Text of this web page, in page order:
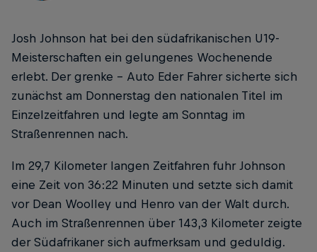
Josh Johnson hat bei den südafrikanischen U19-
Meisterschaften ein gelungenes Wochenende
erlebt. Der grenke – Auto Eder Fahrer sicherte sich
zunächst am Donnerstag den nationalen Titel im
Einzelzeitfahren und legte am Sonntag im
Straßenrennen nach.
Im 29,7 Kilometer langen Zeitfahren fuhr Johnson
eine Zeit von 36:22 Minuten und setzte sich damit
vor Dean Woolley und Henro van der Walt durch.
Auch im Straßenrennen über 143,3 Kilometer zeigte
der Südafrikaner sich aufmerksam und geduldig.